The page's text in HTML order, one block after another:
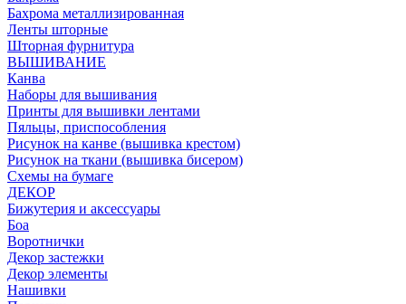
Бахрома металлизированная
Ленты шторные
Шторная фурнитура
ВЫШИВАНИЕ
Канва
Наборы для вышивания
Принты для вышивки лентами
Пяльцы, приспособления
Рисунок на канве (вышивка крестом)
Рисунок на ткани (вышивка бисером)
Схемы на бумаге
ДЕКОР
Бижутерия и аксессуары
Боа
Воротнички
Декор застежки
Декор элементы
Нашивки